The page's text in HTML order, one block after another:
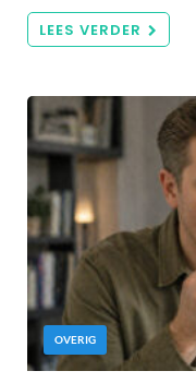
LEES VERDER
OVERIG